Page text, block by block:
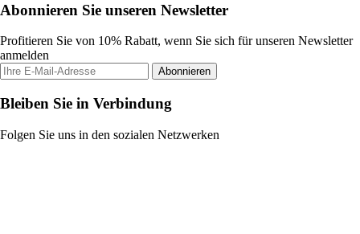
Abonnieren Sie unseren Newsletter
Profitieren Sie von 10% Rabatt, wenn Sie sich für unseren Newsletter
anmelden
Abonnieren
Bleiben Sie in Verbindung
Folgen Sie uns in den sozialen Netzwerken